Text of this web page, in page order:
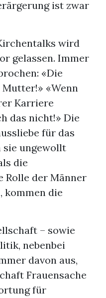
ist zwar
wird
gelassen. Immer
«Die
«Wenn
Karriere
das nicht!» Die
für das
sie ungewollt
die
Rolle der Männer
kommen die
– sowie
nebenbei
davon aus,
Frauensache
für